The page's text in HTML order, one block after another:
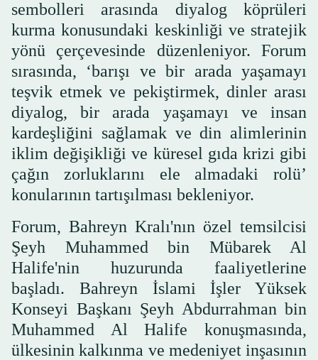
sembolleri arasında diyalog köprüleri
kurma konusundaki keskinliği ve stratejik
yönü çerçevesinde düzenleniyor. Forum
sırasında, ‘barışı ve bir arada yaşamayı
teşvik etmek ve pekiştirmek, dinler arası
diyalog, bir arada yaşamayı ve insan
kardeşliğini sağlamak ve din alimlerinin
iklim değişikliği ve küresel gıda krizi gibi
çağın zorluklarını ele almadaki rolü’
konularının tartışılması bekleniyor.
Forum, Bahreyn Kralı'nın özel temsilcisi
Şeyh Muhammed bin Mübarek Al
Halife'nin huzurunda faaliyetlerine
başladı. Bahreyn İslami İşler Yüksek
Konseyi Başkanı Şeyh Abdurrahman bin
Muhammed Al Halife konuşmasında,
ülkesinin kalkınma ve medeniyet inşasının